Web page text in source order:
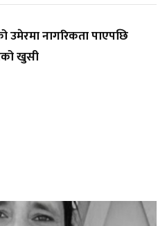
उमेरमा नागरिकता पाएपछि
खुसी